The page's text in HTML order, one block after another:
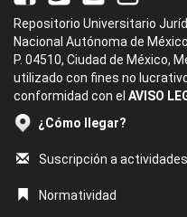
Repositorio Universitario
Nacional Autónoma de
P. 04510, Ciudad de México,
utilizado con fines no
conformidad con el AVISO
¿Cómo llegar?
Suscripción a
Normatividad